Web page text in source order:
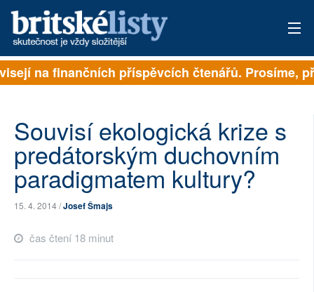
PŘIHLÁSIT
ARCHIV
ROZHOVORY
TÉMATA
NEJČTENĚJŠÍ ZA 7 DNÍ
na finančních příspěvcích čtenářů. Prosíme,
Souvisí ekologická krize s
predátorským duchovním
paradigmatem kultury?
15. 4. 2014 /Josef Šmajs
čas čtení 18 minut